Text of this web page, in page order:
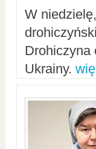
W
Drohiczyna
Ukrainy.